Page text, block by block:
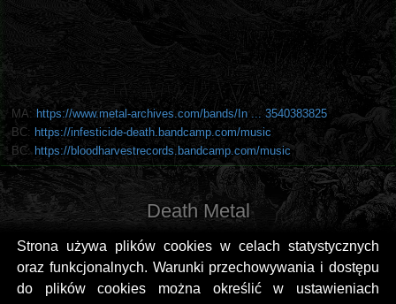
Strona używa plików cookies w celach statystycznych
oraz funkcjonalnych. Warunki przechowywania i dostępu
do plików cookies można określić w ustawieniach
MA: https://www.metal-archives.com/bands/In ... 3540383825
BC: https://infesticide-death.bandcamp.com/music
BC: https://bloodharvestrecords.bandcamp.com/music
Death Metal